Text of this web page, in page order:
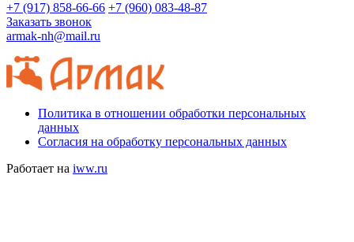
+7 (917) 858-66-66 +7 (960) 083-48-87
Заказать звонок
armak-nh@mail.ru
Политика в отношении обработки персональных
данных
Согласия на обработку персональных данных
Работает на iww.ru